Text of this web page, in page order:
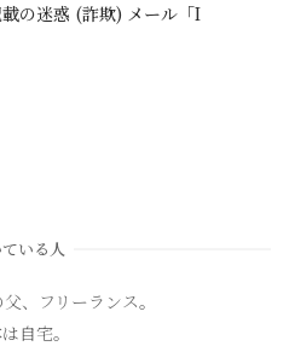
の迷惑 (詐欺) メール「I
いる人
、フリーランス。
自宅。